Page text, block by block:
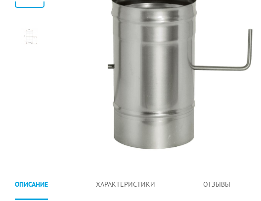
ОПИСАНИЕ ХАРАКТЕРИСТИКИ ОТЗЫВЫ